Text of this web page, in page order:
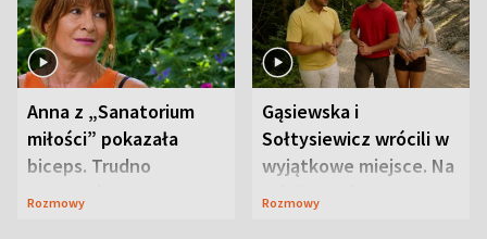
Anna z „Sanatorium
miłości” pokazała
biceps. Trudno
Rozmowy
Gąsiewska i
Sołtysiewicz wrócili w
wyjątkowe miejsce. Na
Rozmowy